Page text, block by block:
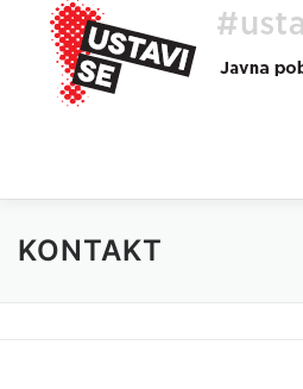
Preskoči
vsebino
O AKCIJI HEJ, TI, #USTAVISE
KONTAKT